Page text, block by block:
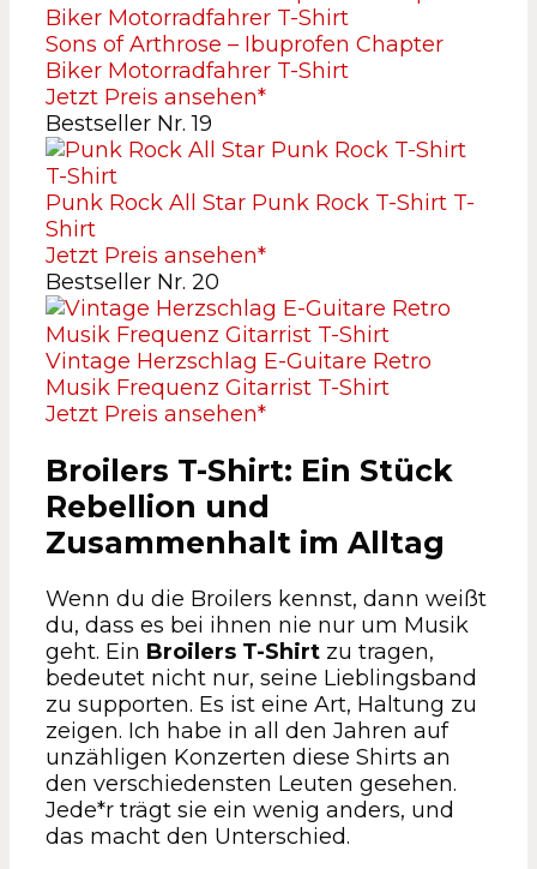
Sons of Arthrose – Ibuprofen Chapter
Biker Motorradfahrer T-Shirt
Jetzt Preis ansehen*
Bestseller Nr. 19
Punk Rock All Star Punk Rock T-Shirt T-
Shirt
Jetzt Preis ansehen*
Bestseller Nr. 20
Vintage Herzschlag E-Guitare Retro
Musik Frequenz Gitarrist T-Shirt
Jetzt Preis ansehen*
Broilers T-Shirt: Ein Stück
Rebellion und
Zusammenhalt im Alltag
Wenn du die Broilers kennst, dann weißt
du, dass es bei ihnen nie nur um Musik
geht. Ein Broilers T-Shirt zu tragen,
bedeutet nicht nur, seine Lieblingsband
zu supporten. Es ist eine Art, Haltung zu
zeigen. Ich habe in all den Jahren auf
unzähligen Konzerten diese Shirts an
den verschiedensten Leuten gesehen.
Jede*r trägt sie ein wenig anders, und
das macht den Unterschied.